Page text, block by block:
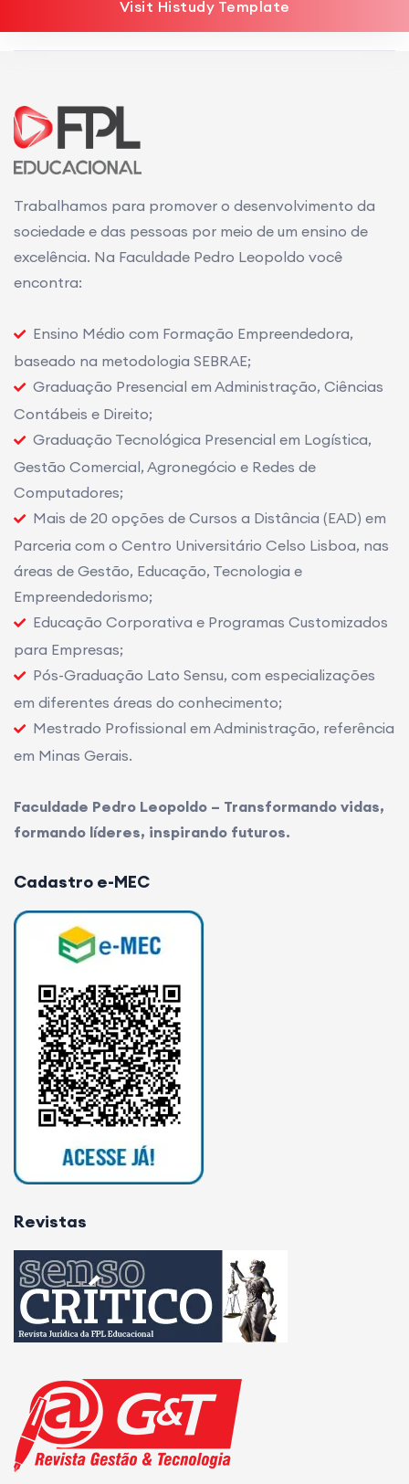
Visit Histudy Template
Trabalhamos para promover o desenvolvimento da
sociedade e das pessoas por meio de um ensino de
excelência. Na Faculdade Pedro Leopoldo você
encontra:
Ensino Médio com Formação Empreendedora,
baseado na metodologia SEBRAE;
Graduação Presencial em Administração, Ciências
Contábeis e Direito;
Graduação Tecnológica Presencial em Logística,
Gestão Comercial, Agronegócio e Redes de
Computadores;
Mais de 20 opções de Cursos a Distância (EAD) em
Parceria com o Centro Universitário Celso Lisboa, nas
áreas de Gestão, Educação, Tecnologia e
Empreendedorismo;
Educação Corporativa e Programas Customizados
para Empresas;
Pós-Graduação Lato Sensu, com especializações
em diferentes áreas do conhecimento;
Mestrado Profissional em Administração, referência
em Minas Gerais.
Faculdade Pedro Leopoldo – Transformando vidas,
formando líderes, inspirando futuros.
Cadastro e-MEC
Revistas